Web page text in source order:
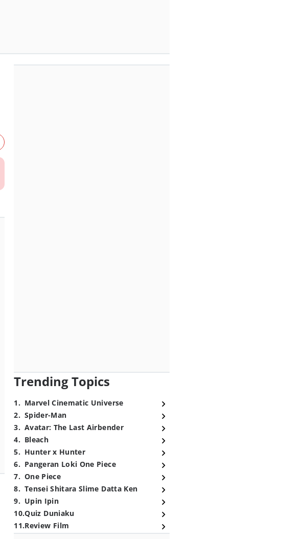
Trending Topics
1. Marvel Cinematic Universe
2. Spider-Man
3. Avatar: The Last Airbender
4. Bleach
5. Hunter x Hunter
6. Pangeran Loki One Piece
7. One Piece
8. Tensei Shitara Slime Datta Ken
9. Upin Ipin
10.Quiz Duniaku
11.Review Film